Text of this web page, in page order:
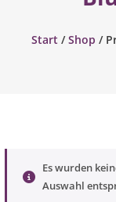
Start /Shop /
Es wurden
Auswahl